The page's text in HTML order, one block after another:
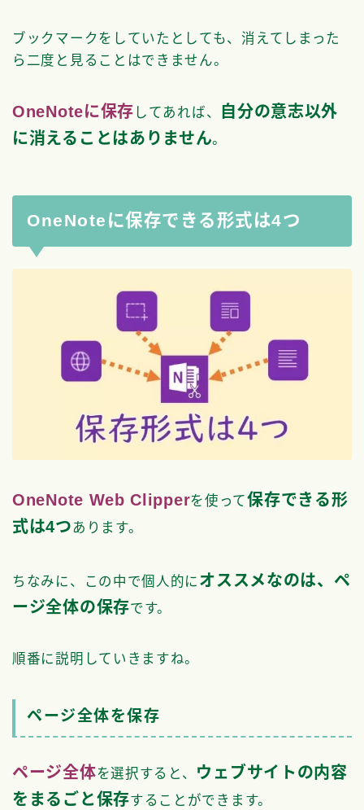
ブックマークをしていたとしても、消えてしまった
ら二度と見ることはできません。
OneNoteに保存 してあれば、
自分の意志以外
に消えることはありません。
OneNoteに保存できる形式は4つ
OneNote Web Clipperを使って保存できる形
式は4つあります。
ちなみに、この中で個人的に オススメなのは、ペ
ージ全体の保存です。
順番に説明していきますね。
ページ全体を保存
ページ全体を選択すると、 ウェブサイトの内容
をまるごと保存することができます。